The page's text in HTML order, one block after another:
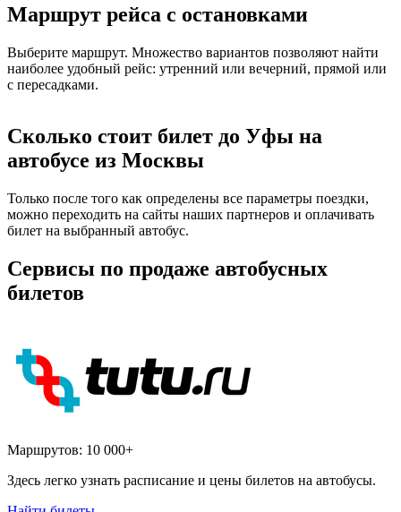
Маршрут рейса с остановками
Выберите маршрут. Множество вариантов позволяют найти
наиболее удобный рейс: утренний или вечерний, прямой или
с пересадками.
Сколько стоит билет до Уфы на
автобусе из Москвы
Только после того как определены все параметры поездки,
можно переходить на сайты наших партнеров и оплачивать
билет на выбранный автобус.
Сервисы по продаже автобусных
билетов
Маршрутов: 10 000+
Здесь легко узнать расписание и цены билетов на автобусы.